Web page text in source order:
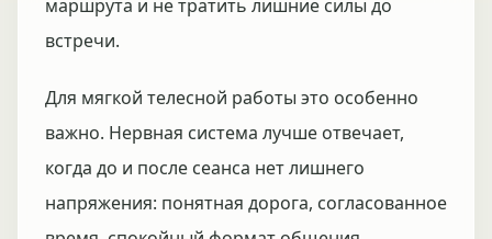
маршрута и не тратить лишние силы до
встречи.
Для мягкой телесной работы это особенно
важно. Нервная система лучше отвечает,
когда до и после сеанса нет лишнего
напряжения: понятная дорога, согласованное